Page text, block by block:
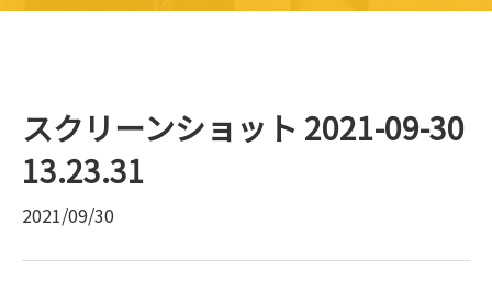
スクリーンショット 2021-09-30
13.23.31
2021/09/30